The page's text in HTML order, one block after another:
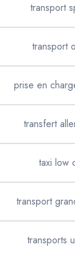
transport
transport
prise en
transfert
taxi low
transport
transports